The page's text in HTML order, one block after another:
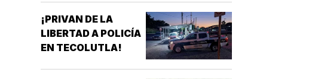
¡PRIVAN DE LA
LIBERTAD A POLICÍA
EN TECOLUTLA!